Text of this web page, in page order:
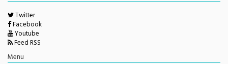
Seguici su
Twitter
Facebook
Youtube
Feed RSS